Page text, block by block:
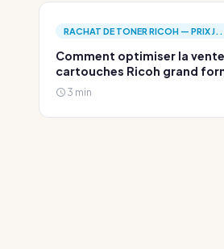
RACHAT DE TONER RICOH — PRIX
Comment optimiser la
cartouches Ricoh grand
3 min